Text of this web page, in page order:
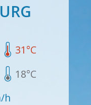
31°C
18°C
h